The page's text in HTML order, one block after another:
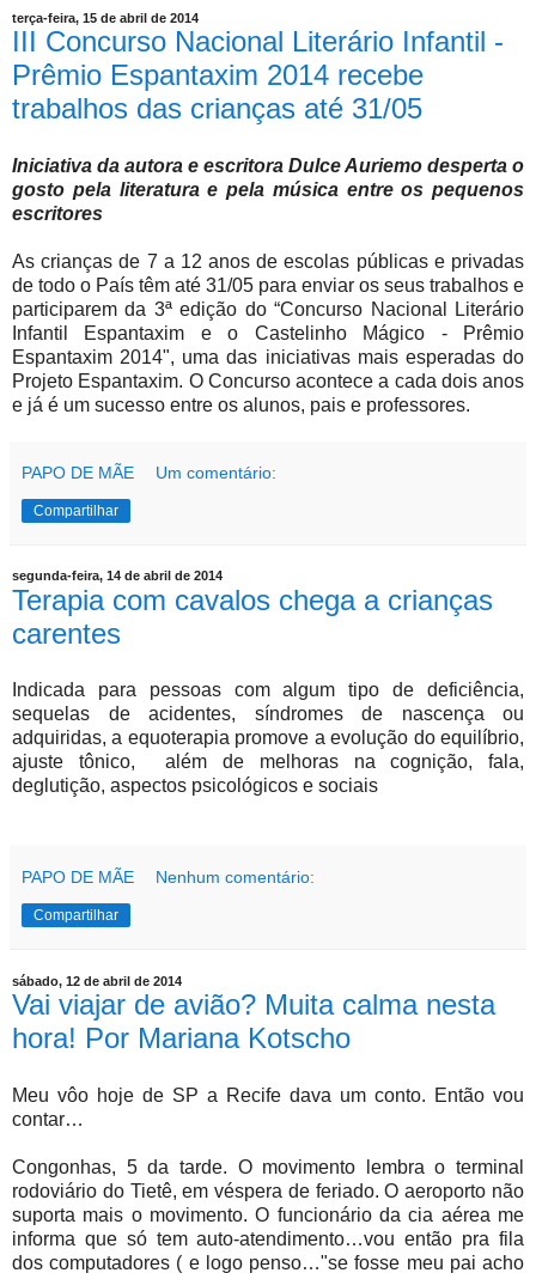
terça-feira, 15 de abril de 2014
III Concurso Nacional Literário Infantil -
Prêmio Espantaxim 2014 recebe
trabalhos das crianças até 31/05
Iniciativa da autora e escritora Dulce Auriemo desperta o
gosto pela literatura e pela música entre os pequenos
escritores
As crianças de 7 a 12 anos de escolas públicas e privadas
de todo o País têm até 31/05 para enviar os seus trabalhos e
participarem da 3ª edição do “Concurso Nacional Literário
Infantil Espantaxim e o Castelinho Mágico - Prêmio
Espantaxim 2014", uma das iniciativas mais esperadas do
Projeto Espantaxim. O Concurso acontece a cada dois anos
e já é um sucesso entre os alunos, pais e professores.
PAPO DE MÃE Um comentário:
Compartilhar
segunda-feira, 14 de abril de 2014
Terapia com cavalos chega a crianças
carentes
Indicada para pessoas com algum tipo de deficiência,
sequelas de acidentes, síndromes de nascença ou
adquiridas, a equoterapia promove a evolução do equilíbrio,
ajuste tônico, além de melhoras na cognição, fala,
deglutição, aspectos psicológicos e sociais
PAPO DE MÃE Nenhum comentário:
Compartilhar
sábado, 12 de abril de 2014
Vai viajar de avião? Muita calma nesta
hora! Por Mariana Kotscho
Meu vôo hoje de SP a Recife dava um conto. Então vou
contar…
Congonhas, 5 da tarde. O movimento lembra o terminal
rodoviário do Tietê, em véspera de feriado. O aeroporto não
suporta mais o movimento. O funcionário da cia aérea me
informa que só tem auto-atendimento…vou então pra fila
dos computadores ( e logo penso…"se fosse meu pai acho